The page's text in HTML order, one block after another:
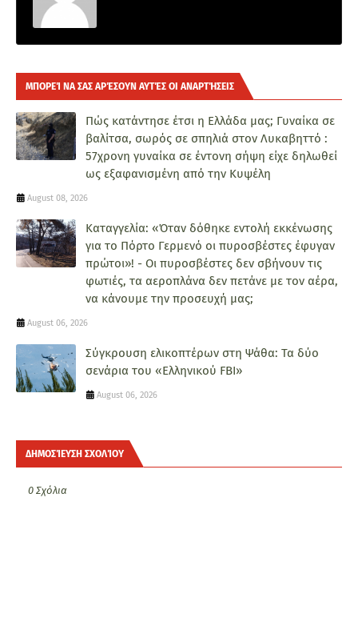
ΜΠΟΡΕΊ ΝΑ ΣΑΣ ΑΡΈΣΟΥΝ ΑΥΤΈΣ ΟΙ ΑΝΑΡΤΉΣΕΙΣ
Πώς κατάντησε έτσι η Ελλάδα μας; Γυναίκα σε
βαλίτσα, σωρός σε σπηλιά στον Λυκαβηττό :
57χρονη γυναίκα σε έντονη σήψη είχε δηλωθεί
ως εξαφανισμένη από την Κυψέλη
August 08, 2026
Καταγγελία: «Όταν δόθηκε εντολή εκκένωσης
για το Πόρτο Γερμενό οι πυροσβέστες έφυγαν
πρώτοι»! - Οι πυροσβέστες δεν σβήνουν τις
φωτιές, τα αεροπλάνα δεν πετάνε με τον αέρα,
να κάνουμε την προσευχή μας;
August 06, 2026
Σύγκρουση ελικοπτέρων στη Ψάθα: Τα δύο
σενάρια του «Ελληνικού FBI»
August 06, 2026
ΔΗΜΟΣΊΕΥΣΗ ΣΧΟΛΊΟΥ
0 Σχόλια